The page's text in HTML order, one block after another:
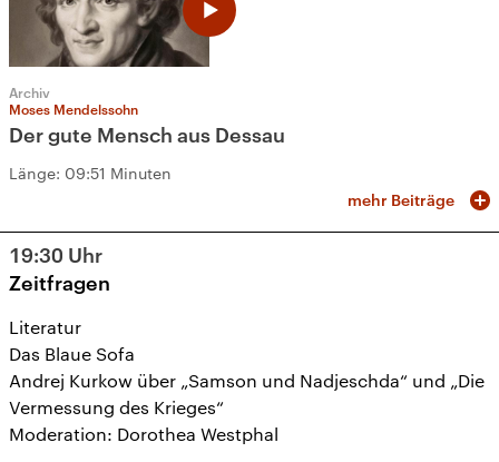
Archiv
Moses Mendelssohn
Der gute Mensch aus Dessau
Länge: 09:51 Minuten
mehr Beiträge
19:30 Uhr
Zeitfragen
Literatur
Das Blaue Sofa
Andrej Kurkow über „Samson und Nadjeschda“ und „Die
Vermessung des Krieges“
Moderation: Dorothea Westphal